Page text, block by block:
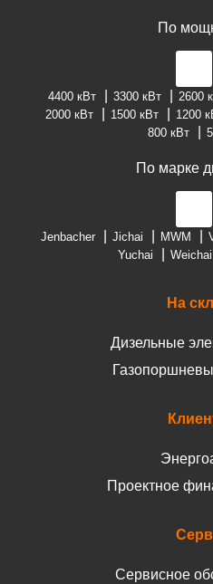
По
4400 кВт 3300 кВт 2600
2000 кВт
1500 кВт 1200
800 кВт
По марке
Jenbacher Jichai MWM
Yuchai
Weichai
На
Дизельные
Проектное
Сервисное